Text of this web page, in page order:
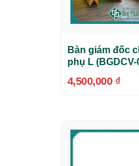
Bàn giám đốc
phụ L (BGDCV-
4,500,000 ₫